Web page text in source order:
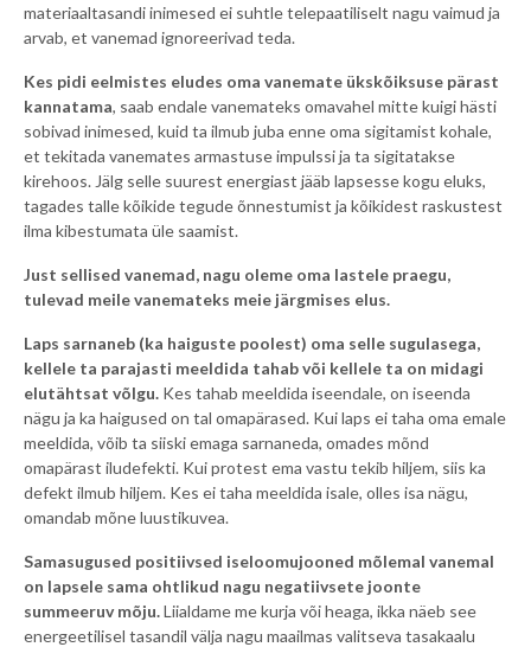
materiaaltasandi inimesed ei suhtle telepaatiliselt nagu vaimud ja
arvab, et vanemad ignoreerivad teda.
Kes pidi eelmistes eludes oma vanemate ükskõiksuse pärast
kannatama, saab endale vanemateks omavahel mitte kuigi hästi
sobivad inimesed, kuid ta ilmub juba enne oma sigitamist kohale,
et tekitada vanemates armastuse impulssi ja ta sigitatakse
kirehoos. Jälg selle suurest energiast jääb lapsesse kogu eluks,
tagades talle kõikide tegude õnnestumist ja kõikidest raskustest
ilma kibestumata üle saamist.
Just sellised vanemad, nagu oleme oma lastele praegu,
tulevad meile vanemateks meie järgmises elus.
Laps sarnaneb (ka haiguste poolest) oma selle sugulasega,
kellele ta parajasti meeldida tahab või kellele ta on midagi
elutähtsat võlgu. Kes tahab meeldida iseendale, on iseenda
nägu ja ka haigused on tal omapärased. Kui laps ei taha oma emale
meeldida, võib ta siiski emaga sarnaneda, omades mõnd
omapärast iludefekti. Kui protest ema vastu tekib hiljem, siis ka
defekt ilmub hiljem. Kes ei taha meeldida isale, olles isa nägu,
omandab mõne luustikuvea.
Samasugused positiivsed iseloomujooned mõlemal vanemal
on lapsele sama ohtlikud nagu negatiivsete joonte
summeeruv mõju.Liialdame me kurja või heaga, ikka näeb see
energeetilisel tasandil välja nagu maailmas valitseva tasakaalu